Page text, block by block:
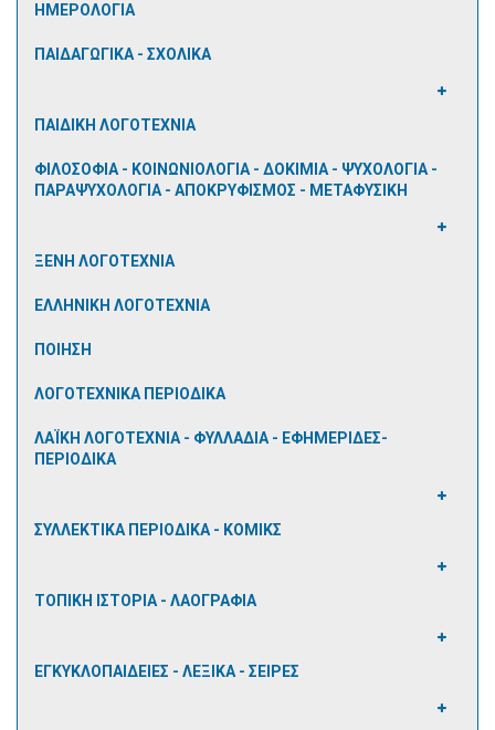
ΗΜΕΡΟΛΟΓΙΑ
ΠΑΙΔΑΓΩΓΙΚΑ - ΣΧΟΛΙΚΑ
ΠΑΙΔΙΚΗ ΛΟΓΟΤΕΧΝΙΑ
ΦΙΛΟΣΟΦΙΑ - ΚΟΙΝΩΝΙΟΛΟΓΙΑ - ΔΟΚΙΜΙΑ - ΨΥΧΟΛΟΓΙΑ -
ΠΑΡΑΨΥΧΟΛΟΓΙΑ - ΑΠΟΚΡΥΦΙΣΜΟΣ - ΜΕΤΑΦΥΣΙΚΗ
ΞΕΝΗ ΛΟΓΟΤΕΧΝΙΑ
ΕΛΛΗΝΙΚΗ ΛΟΓΟΤΕΧΝΙΑ
ΠΟΙΗΣΗ
ΛΟΓΟΤΕΧΝΙΚΑ ΠΕΡΙΟΔΙΚΑ
ΛΑΪΚΗ ΛΟΓΟΤΕΧΝΙΑ - ΦΥΛΛΑΔΙΑ - ΕΦΗΜΕΡΙΔΕΣ-
ΠΕΡΙΟΔΙΚΑ
ΣΥΛΛΕΚΤΙΚΑ ΠΕΡΙΟΔΙΚΑ - ΚΟΜΙΚΣ
ΤΟΠΙΚΗ ΙΣΤΟΡΙΑ - ΛΑΟΓΡΑΦΙΑ
ΕΓΚΥΚΛΟΠΑΙΔΕΙΕΣ - ΛΕΞΙΚΑ - ΣΕΙΡΕΣ